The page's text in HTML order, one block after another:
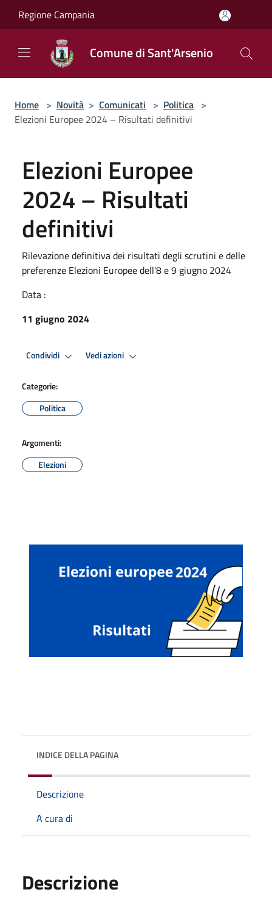
Regione Campania
Comune di Sant'Arsenio
Home > Novità > Comunicati > Politica >
Elezioni Europee 2024 – Risultati definitivi
Elezioni Europee
2024 – Risultati
definitivi
Rilevazione definitiva dei risultati degli scrutini e delle
preferenze Elezioni Europee dell'8 e 9 giugno 2024
Data :
11 giugno 2024
Condividi Vedi azioni
Categorie:
Politica
Argomenti:
Elezioni
INDICE DELLA PAGINA
Descrizione
A cura di
Descrizione